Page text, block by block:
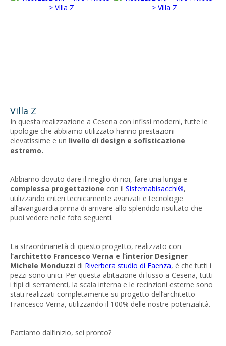
Villa Z
In questa realizzazione a Cesena con infissi moderni, tutte le
tipologie che abbiamo utilizzato hanno prestazioni
elevatissime e un livello di design e sofisticazione
estremo.
Abbiamo dovuto dare il meglio di noi, fare una lunga e
complessa progettazione con il Sistemabisacchi®,
utilizzando criteri tecnicamente avanzati e tecnologie
all’avanguardia prima di arrivare allo splendido risultato che
puoi vedere nelle foto seguenti.
La straordinarietà di questo progetto, realizzato con
l’architetto Francesco Verna e l’interior Designer
Michele Monduzzi di Riverbera studio di Faenza, è che tutti i
pezzi sono unici. Per questa abitazione di lusso a Cesena, tutti
i tipi di serramenti, la scala interna e le recinzioni esterne sono
stati realizzati completamente su progetto dell’architetto
Francesco Verna, utilizzando il 100% delle nostre potenzialità.
Partiamo dall’inizio, sei pronto?